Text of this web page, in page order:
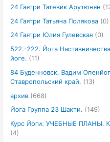
24 Гаятри Татевик Арутюнян
24 Гаятри Татьяна Полякова (0)
24 Гаятри Юлия Гулевская (0)
522.-222. Йога
йоге. (11)
84 Буденновск. Вадим
Ставропольский край. (13)
архив (668)
Йога Группа 23 Шакти. (149)
Курс Йоги. УЧЕБНЫЕ ПЛАНЫ.
(4)